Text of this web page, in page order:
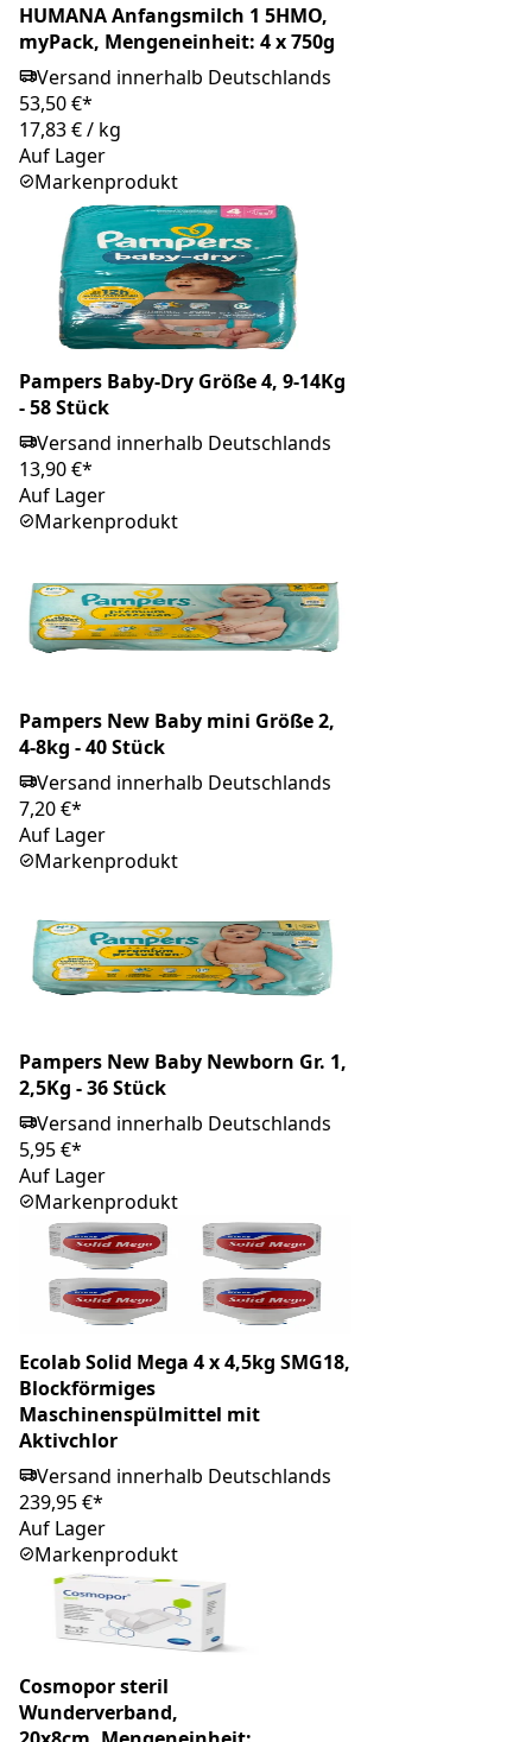
HUMANA Anfangsmilch 1 5HMO,
myPack, Mengeneinheit: 4 x 750g
Versand innerhalb Deutschlands
53,50 €*
17,83 €/ kg
Auf Lager
Markenprodukt
Pampers Baby-Dry Größe 4, 9-14Kg
- 58 Stück
Versand innerhalb Deutschlands
13,90 €*
Auf Lager
Markenprodukt
Pampers New Baby mini Größe 2,
4-8kg - 40 Stück
Versand innerhalb Deutschlands
7,20 €*
Auf Lager
Markenprodukt
Pampers New Baby Newborn Gr. 1,
2,5Kg - 36 Stück
Versand innerhalb Deutschlands
5,95 €*
Auf Lager
Markenprodukt
Ecolab Solid Mega 4 x 4,5kg SMG18,
Blockförmiges
Maschinenspülmittel mit
Aktivchlor
Versand innerhalb Deutschlands
239,95 €*
Auf Lager
Markenprodukt
Cosmopor steril
Wunderverband,